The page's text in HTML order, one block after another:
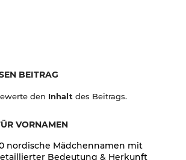
BEITRAG
den Inhalt des Beitrags.
VORNAMEN
nordische Mädchennamen mit
Bedeutung & Herkunft